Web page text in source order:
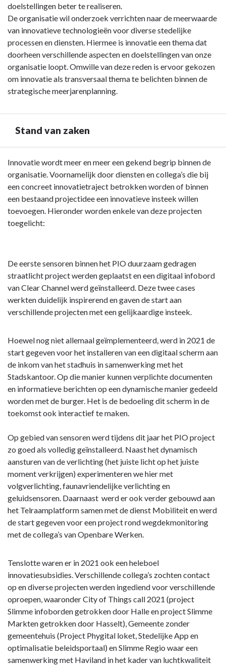
Omschrijving
doelstellingen beter te realiseren.
De organisatie wil onderzoek verrichten naar de meerwaarde
van innovatieve technologieën voor diverse stedelijke
processen en diensten. Hiermee is innovatie een thema dat
doorheen verschillende aspecten en doelstellingen van onze
organisatie loopt. Omwille van deze reden is ervoor gekozen
om innovatie als transversaal thema te belichten binnen de
strategische meerjarenplanning.
Stand van zaken
Terug
naar
navigatie
Innovatief
Innovatie wordt meer en meer een gekend begrip binnen de
organisatie. Voornamelijk door diensten en collega’s die bij
een concreet innovatietraject betrokken worden of binnen
een bestaand projectidee een innovatieve insteek willen
toevoegen. Hieronder worden enkele van deze projecten
toegelicht:
De eerste sensoren binnen het PIO duurzaam gedragen
straatlicht project werden geplaatst en een digitaal infobord
van Clear Channel werd geïnstalleerd. Deze twee cases
werkten duidelijk inspirerend en gaven de start aan
verschillende projecten met een gelijkaardige insteek.
Hoewel nog niet allemaal geïmplementeerd, werd in 2021 de
start gegeven voor het installeren van een digitaal scherm aan
de inkom van het stadhuis in samenwerking met het
Stadskantoor. Op die manier kunnen verplichte documenten
en informatieve berichten op een dynamische manier gedeeld
worden met de burger. Het is de bedoeling dit scherm in de
toekomst ook interactief te maken.
Op gebied van sensoren werd tijdens dit jaar het PIO project
zo goed als volledig geïnstalleerd. Naast het dynamisch
aansturen van de verlichting (het juiste licht op het juiste
moment verkrijgen) experimenteren we hier met
volgverlichting, faunavriendelijke verlichting en
geluidsensoren. Daarnaast werd er ook verder gebouwd aan
het Telraamplatform samen met de dienst Mobiliteit en werd
de start gegeven voor een project rond wegdekmonitoring
met de collega’s van Openbare Werken.
Tenslotte waren er in 2021 ook een heleboel
innovatiesubsidies. Verschillende collega’s zochten contact
op en diverse projecten werden ingediend voor verschillende
oproepen, waaronder City of Things call 2021 (project
Slimme infoborden getrokken door Halle en project Slimme
Markten getrokken door Hasselt), Gemeente zonder
gemeentehuis (Project Phygital loket, Stedelijke App en
optimalisatie beleidsportaal) en Slimme Regio waar een
samenwerking met Haviland in het kader van luchtkwaliteit